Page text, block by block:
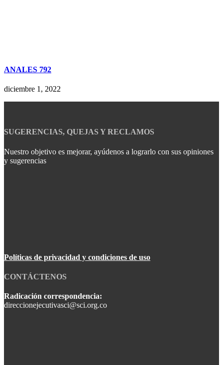
ANALES 792
diciembre 1, 2022
SUGERENCIAS, QUEJAS Y RECLAMOS
Nuestro objetivo es mejorar, ayúdenos a lograrlo con sus opiniones
y sugerencias
Políticas de privacidad y condiciones de uso
CONTÁCTENOS
Radicación correspondencia:
direccionejecutivasci@sci.org.co